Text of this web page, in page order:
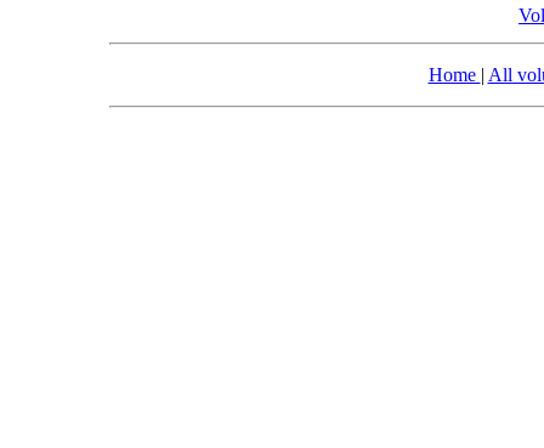
Home | All